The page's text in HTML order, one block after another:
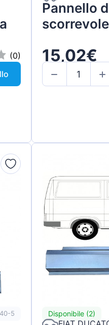
(0)
Pannello
15,02€
5 Disponibile (2)